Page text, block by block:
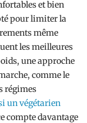
et bien
pour limiter la
même
les meilleures
une approche
comme le
régimes
un végétarien
compte davantage